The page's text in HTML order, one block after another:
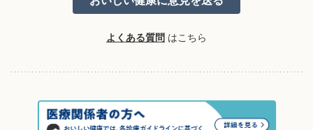
よくある質問 はこちら